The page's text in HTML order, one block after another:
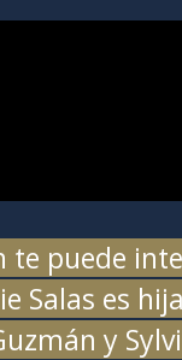
te puede
Salas es
y